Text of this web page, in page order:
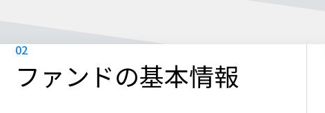
ファンドの基本情報